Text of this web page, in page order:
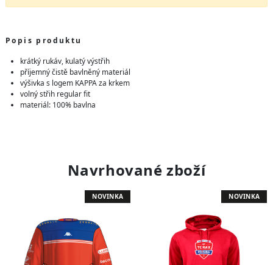
Popis produktu
krátký rukáv, kulatý výstřih
příjemný čistě bavlněný materiál
výšivka s logem KAPPA za krkem
volný střih regular fit
materiál: 100% bavlna
Navrhované zboží
NOVINKA NOVINKA